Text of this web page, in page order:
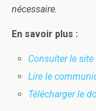
nécessaire.
En savoir plus :
Consulter le
Lire le
Télécharger le